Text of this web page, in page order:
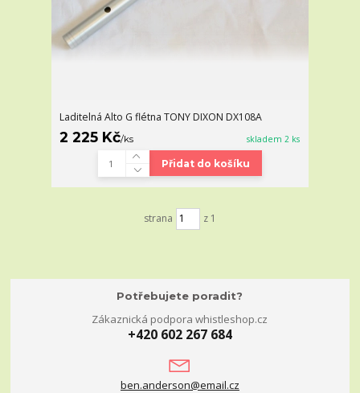
Laditelná Alto G flétna TONY DIXON DX108A
2 225 Kč/ks skladem 2 ks
Přidat do košíku
strana z 1
Potřebujete poradit?
Zákaznická podpora whistleshop.cz
+420 602 267 684
ben.anderson@email.cz